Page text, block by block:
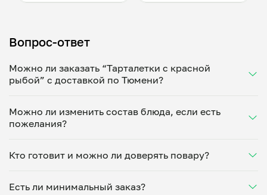
Вопрос-ответ
Можно ли заказать “Тарталетки с красной
рыбой” с доставкой по Тюмени?
Укажите удобное время — и получите свежее
домашнее блюдо в большой порции прямо с плиты.
минут. Статус заказа отслеживайте в личном
кабинете, а с поваром можно связаться напрямую в
утром на вечер или сегодня на завтра.
Можно ли изменить состав блюда, если есть
пожелания?
ваши предпочтения: уберет специи, снизит
Укажите пожелания при оформлении или напишите
напрямую в чат — домашние блюда готовятся
Кто готовит и можно ли доверять повару?
Хабарова — проверенный повар из г.Тюмень.
Есть ли минимальный заказ?